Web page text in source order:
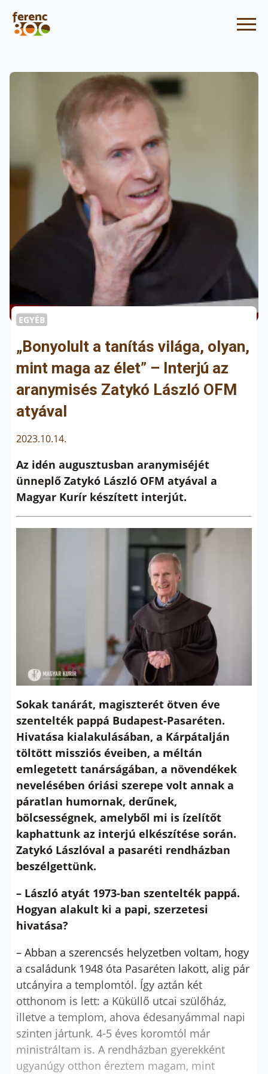
EGYÉB
„Bonyolult a tanítás világa, olyan,
mint maga az élet” – Interjú az
aranymisés Zatykó László OFM
atyával
2023.10.14.
Az idén augusztusban aranymiséjét
ünneplő Zatykó László OFM atyával a
Magyar Kurír készített interjút.
Sokak tanárát, magiszterét ötven éve
szentelték pappá Budapest-Pasaréten.
Hivatása kialakulásában, a Kárpátalján
töltött missziós éveiben, a méltán
emlegetett tanárságában, a növendékek
nevelésében óriási szerepe volt annak a
páratlan humornak, derűnek,
bölcsességnek, amelyből mi is ízelítőt
kaphattunk az interjú elkészítése során.
Zatykó Lászlóval a pasaréti rendházban
beszélgettünk.
– László atyát 1973-ban szentelték pappá.
Hogyan alakult ki a papi, szerzetesi
hivatása?
– Abban a szerencsés helyzetben voltam, hogy
a családunk 1948 óta Pasaréten lakott, alig pár
utcányira a templomtól. Így aztán két
otthonom is lett: a Küküllő utcai szülőház,
illetve a templom, ahova édesanyámmal napi
szinten jártunk. 4-5 éves koromtól már
ministráltam is. A rendházban gyerekként
ugyanúgy otthon éreztem magam, mint